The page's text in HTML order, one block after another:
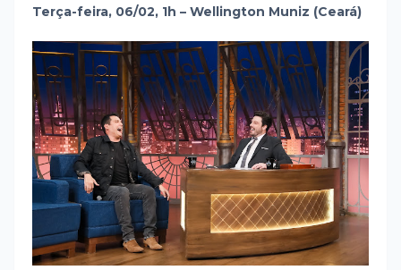
Terça-feira, 06/02, 1h – Wellington Muniz (Ceará)